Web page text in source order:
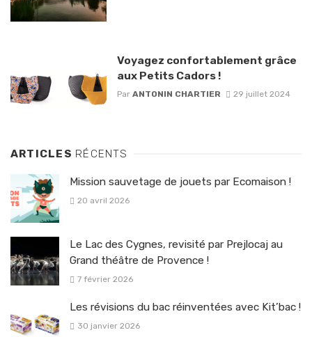
Voyagez confortablement grâce
aux Petits Cadors !
Par ANTONIN CHARTIER 29 juillet 2024
ARTICLES RÉCENTS
Mission sauvetage de jouets par Ecomaison !
20 avril 2026
Le Lac des Cygnes, revisité par Prejlocaj au
Grand théâtre de Provence !
7 février 2026
Les révisions du bac réinventées avec Kit’bac !
30 janvier 2026